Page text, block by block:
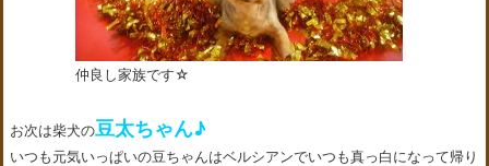
仲良し家族です☆
お次は柴犬の豆太ちゃん♪
いつも元気いっぱいの豆ちゃんはベルシアンでいつも真っ白になって帰り